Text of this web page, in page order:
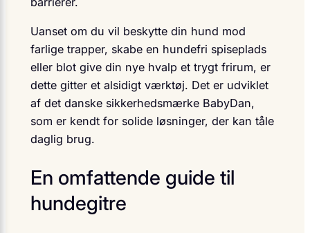
Uanset om du vil beskytte din hund mod
farlige trapper, skabe en hundefri spiseplads
eller blot give din nye hvalp et trygt frirum, er
dette gitter et alsidigt værktøj. Det er udviklet
af det danske sikkerhedsmærke BabyDan,
som er kendt for solide løsninger, der kan tåle
daglig brug.
En omfattende guide til
hundegitre